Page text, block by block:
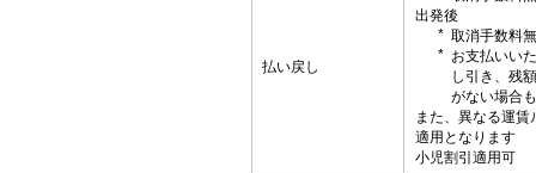
払い戻し
出発後
取消手数料
お支払いい
し引き、残
がない場合
また、異なる運
適用となります
小児割引適用可